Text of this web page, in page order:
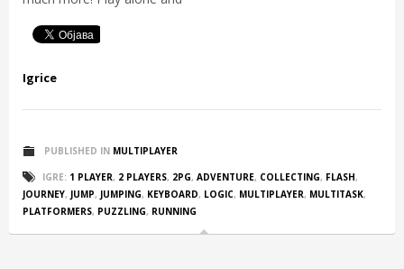
Igrice
PUBLISHED IN MULTIPLAYER
IGRE: 1 PLAYER, 2 PLAYERS, 2PG, ADVENTURE, COLLECTING, FLASH,
JOURNEY, JUMP, JUMPING, KEYBOARD, LOGIC, MULTIPLAYER, MULTITASK,
PLATFORMERS, PUZZLING, RUNNING